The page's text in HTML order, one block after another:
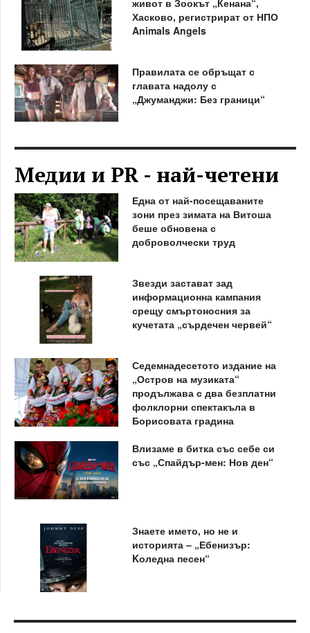
Хасково, регистрират от НПО
Animals Angels
Правилата се обръщат с
главата надолу с
„Джуманджи: Без граници“
Медии и PR - най-четени
Една от най-посещаваните
зони през зимата на Витоша
беше обновена с
доброволчески труд
Звезди застават зад
информационна кампания
срещу смъртоносния за
кучетата „сърдечен червей“
Седемнадесетото издание на
„Остров на музиката“
продължава с два безплатни
фолклорни спектакъла в
Борисовата градина
Влизаме в битка със себе си
със „Спайдър-мен: Нов ден“
Знаете името, но не и
историята – „Ебенизър:
Kоледна песен“